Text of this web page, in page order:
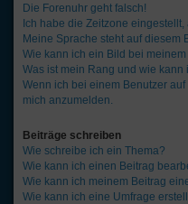
Die Forenuhr geht falsch!
Ich habe die Zeitzone
Meine Sprache steht auf diesem
Wie kann ich ein Bild bei
Was ist mein Rang und wie kann
Wenn ich bei einem Benutzer
mich anzumelden.
Beiträge schreiben
Wie schreibe ich ein Thema?
Wie kann ich einen Beitrag
Wie kann ich meinem Beitrag
Wie kann ich eine Umfrage